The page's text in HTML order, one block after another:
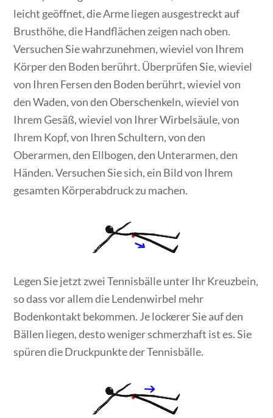
leicht geöffnet, die Arme liegen ausgestreckt auf
Brusthöhe, die Handflächen zeigen nach oben.
Versuchen Sie wahrzunehmen, wieviel von Ihrem
Körper den Boden berührt. Überprüfen Sie, wieviel
von Ihren Fersen den Boden berührt, wieviel von
den Waden, von den Oberschenkeln, wieviel von
Ihrem Gesäß, wieviel von Ihrer Wirbelsäule, von
Ihrem Kopf, von Ihren Schultern, von den
Oberarmen, den Ellbogen, den Unterarmen, den
Händen. Versuchen Sie sich, ein Bild von Ihrem
gesamten Körperabdruck zu machen.
Legen Sie jetzt zwei Tennisbälle unter Ihr Kreuzbein,
so dass vor allem die Lendenwirbel mehr
Bodenkontakt bekommen. Je lockerer Sie auf den
Bällen liegen, desto weniger schmerzhaft ist es. Sie
spüren die Druckpunkte der Tennisbälle.